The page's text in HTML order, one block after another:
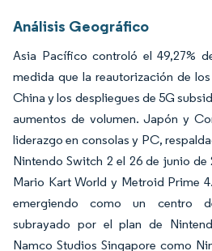
Análisis Geográfico
Asia Pacífico controló el 49,27%
medida que la reautorización de
China y los despliegues de 5G
aumentos de volumen. Japón y
liderazgo en consolas y PC,
Nintendo Switch 2 el 26 de junio de
Mario Kart World y Metroid Prime
emergiendo como un centro
subrayado por el plan de
Namco Studios Singapore como